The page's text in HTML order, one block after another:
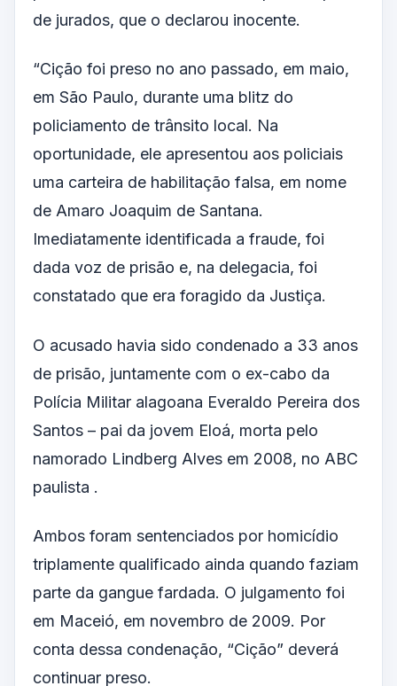
de jurados, que o declarou inocente.
“Cição foi preso no ano passado, em maio,
em São Paulo, durante uma blitz do
policiamento de trânsito local. Na
oportunidade, ele apresentou aos policiais
uma carteira de habilitação falsa, em nome
de Amaro Joaquim de Santana.
Imediatamente identificada a fraude, foi
dada voz de prisão e, na delegacia, foi
constatado que era foragido da Justiça.
O acusado havia sido condenado a 33 anos
de prisão, juntamente com o ex-cabo da
Polícia Militar alagoana Everaldo Pereira dos
Santos – pai da jovem Eloá, morta pelo
namorado Lindberg Alves em 2008, no ABC
paulista .
Ambos foram sentenciados por homicídio
triplamente qualificado ainda quando faziam
parte da gangue fardada. O julgamento foi
em Maceió, em novembro de 2009. Por
conta dessa condenação, “Cição” deverá
continuar preso.